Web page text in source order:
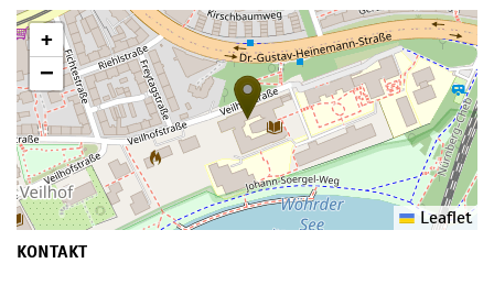
+
−
Leaflet
KONTAKT